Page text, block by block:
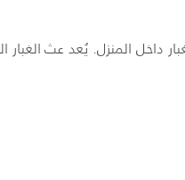
داخل المنزل. يُعد عث